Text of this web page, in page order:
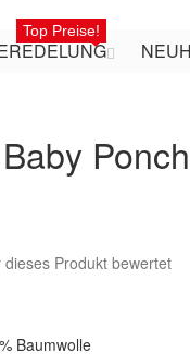
Top Preise!
Produkt bewertet
Baumwolle